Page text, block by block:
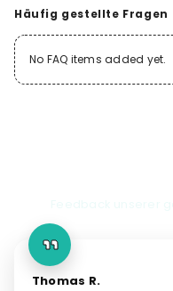
Häufig gestellte Fragen
No FAQ items added yet.
Thomas R.